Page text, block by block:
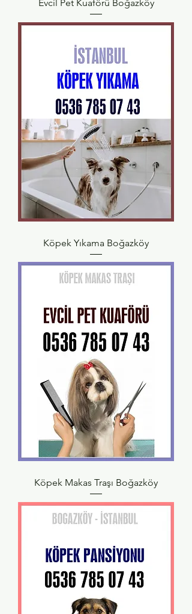
Evcil Pet Kuaförü Boğazköy
Köpek Yıkama Boğazköy
Köpek Makas Traşı Boğazköy